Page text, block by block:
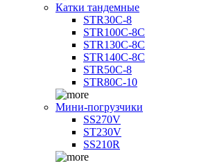
Катки тандемные
STR30C-8
STR100C-8С
STR130C-8С
STR140C-8С
STR50C-8
STR80C-10
Мини-погрузчики
SS270V
ST230V
SS210R